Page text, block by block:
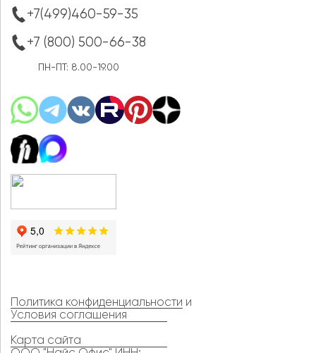
+7(499)460-59-35
+7 (800) 500-66-38
ПН-ПТ: 8.00-19.00
Политика конфиденциальности и
Условия соглашения
Карта сайта